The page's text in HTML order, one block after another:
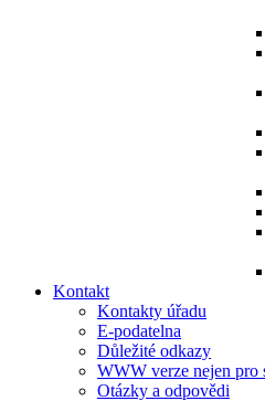
Kontakt
Kontakty úřadu
E-podatelna
Důležité odkazy
WWW verze nejen pro
Otázky a odpovědi